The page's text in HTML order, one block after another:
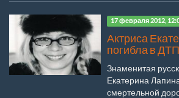
17 февраля 2012,
Актриса
погибла в ДТП
Знаменитая
Екатерина
смертельной